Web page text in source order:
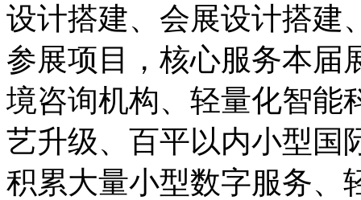
设计搭建、会展设计搭建
参展项目，核心服务本届
境咨询机构、轻量化智能
艺升级、百平以内小型国
积累大量小型数字服务、